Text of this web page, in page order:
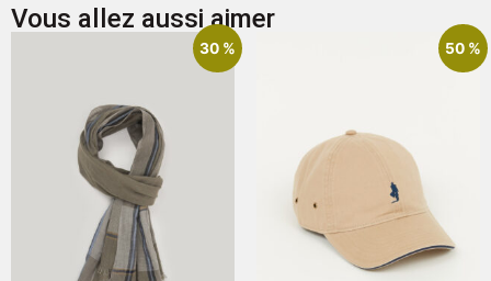
Vous allez aussi aimer
30 % 50 %